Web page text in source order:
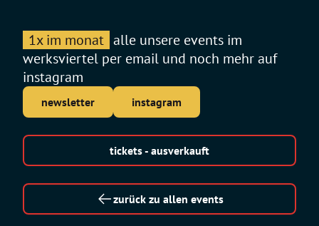
1x im monat alle unsere events im
werksviertel per email und noch mehr auf
instagram
newsletter instagram
tickets - ausverkauft
zurück zu allen events